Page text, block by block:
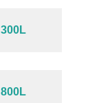
300L
800L